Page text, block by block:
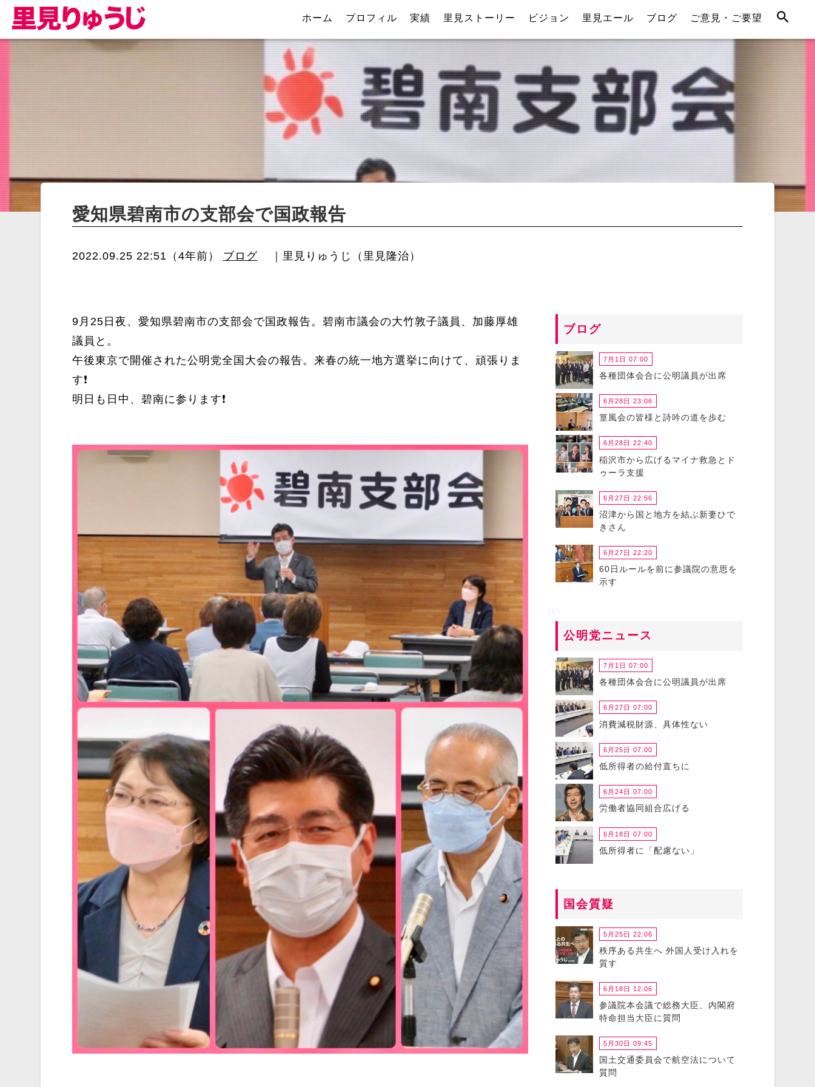
ホーム プロフィル 実績 里見ストーリー ビジョン 里見エール ブログ ご意見・ご要望
愛知県碧南市の支部会で国政報告
2022.09.25 22:51（4年前） ブログ ｜里見りゅうじ（里見隆治）
9月25日夜、愛知県碧南市の支部会で国政報告。碧南市議会の大竹敦子議員、加藤厚雄
議員と。
午後東京で開催された公明党全国大会の報告。来春の統一地方選挙に向けて、頑張りま
す❗️
明日も日中、碧南に参ります❗️
ブログ
7月1日 07:00
各種団体会合に公明議員が出席
6月28日 23:06
篁風会の皆様と詩吟の道を歩む
6月28日 22:40
稲沢市から広げるマイナ救急とド
ゥーラ支援
6月27日 22:56
沼津から国と地方を結ぶ新妻ひで
きさん
6月27日 22:20
60日ルールを前に参議院の意思を
示す
公明党ニュース
7月1日 07:00
各種団体会合に公明議員が出席
6月27日 07:00
消費減税財源、具体性ない
6月25日 07:00
低所得者の給付直ちに
6月24日 07:00
労働者協同組合広げる
6月18日 07:00
低所得者に「配慮ない」
国会質疑
5月25日 22:06
秩序ある共生へ 外国人受け入れを
質す
6月18日 12:06
参議院本会議で総務大臣、内閣府
特命担当大臣に質問
5月30日 09:45
国土交通委員会で航空法について
質問